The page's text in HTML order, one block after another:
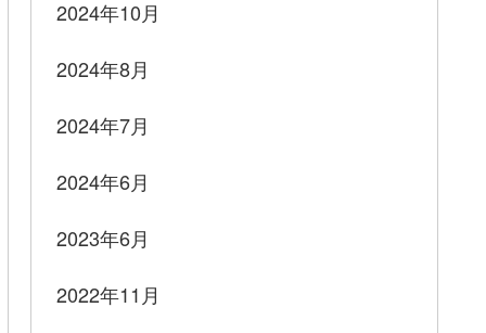
2024年10月
2024年8月
2024年7月
2024年6月
2023年6月
2022年11月